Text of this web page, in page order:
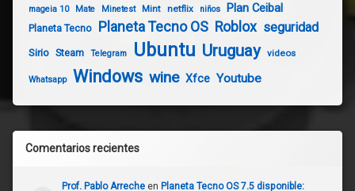
mageia 10 Mate Minetest Mint netflix niños Plan Ceibal
Planeta Tecno Planeta Tecno OS Roblox seguridad
Sirio Steam Telegram Ubuntu Uruguay videos
Whatsapp Windows wine Xfce Youtube
Comentarios recientes
Prof. Pablo Arrecheen Planeta Tecno OS 7.5 disponible: